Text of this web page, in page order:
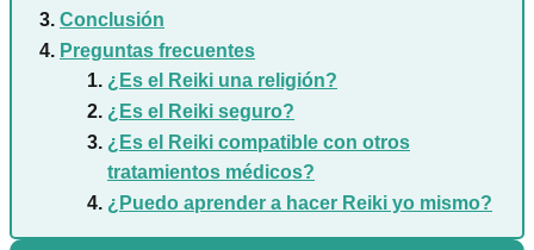
Conclusión
Preguntas frecuentes
¿Es el Reiki una religión?
¿Es el Reiki seguro?
¿Es el Reiki compatible con otros
tratamientos médicos?
¿Puedo aprender a hacer Reiki yo mismo?